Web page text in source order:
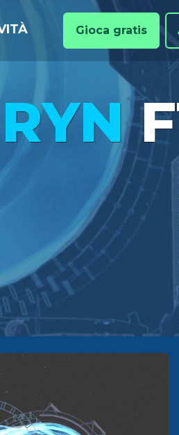
Gioca gratis